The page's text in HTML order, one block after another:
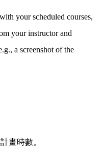
your scheduled courses,
your instructor and
a screenshot of the
畫時數。